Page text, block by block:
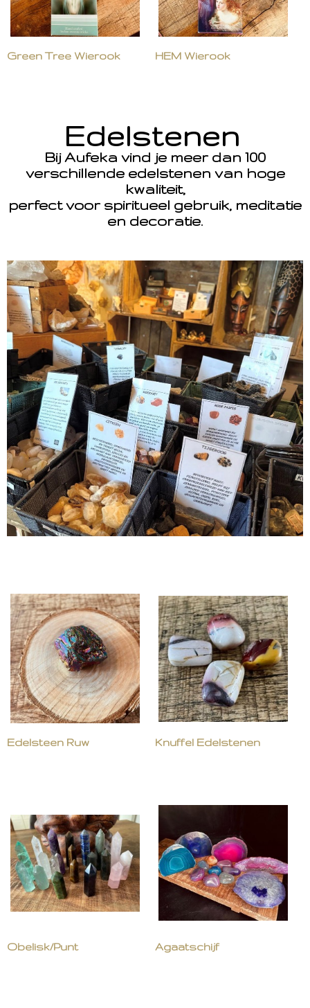
Green Tree Wierook HEM Wierook
Edelstenen
Bij Aufeka vind je meer dan 100
verschillende edelstenen van hoge
kwaliteit,
perfect voor spiritueel gebruik, meditatie
en decoratie.
Edelsteen Ruw Knuffel Edelstenen
Obelisk/Punt Agaatschijf